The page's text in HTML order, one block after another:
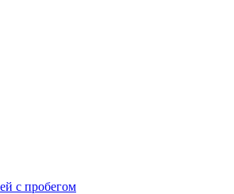
с пробегом